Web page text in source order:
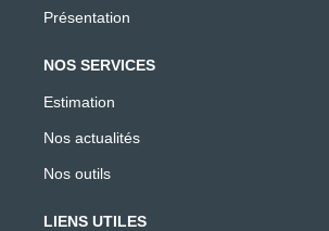
Présentation
NOS SERVICES
Estimation
Nos actualités
Nos outils
LIENS UTILES